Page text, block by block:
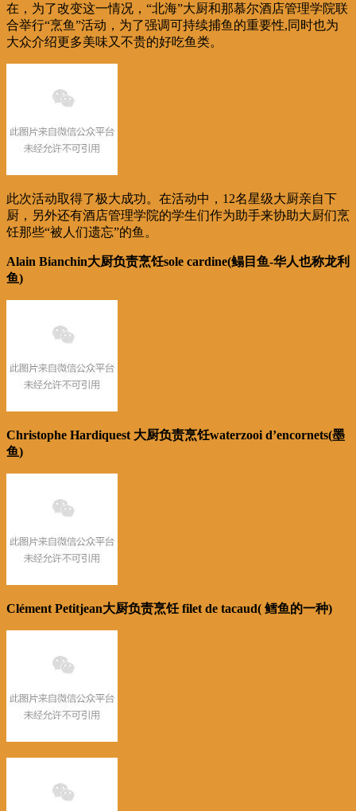
在，为了改变这一情况，“北海”大厨和那慕尔酒店管理学院联
合举行“烹鱼”活动，为了强调可持续捕鱼的重要性,同时也为
大众介绍更多美味又不贵的好吃鱼类。
此次活动取得了极大成功。在活动中，12名星级大厨亲自下
厨，另外还有酒店管理学院的学生们作为助手来协助大厨们烹
饪那些“被人们遗忘”的鱼。
Alain Bianchin大厨负责烹饪sole cardine(鳎目鱼-华人也称龙利
鱼)
Christophe Hardiquest 大厨负责烹饪waterzooi d’encornets(墨
鱼)
Clément Petitjean大厨负责烹饪 filet de tacaud( 鳕鱼的一种)